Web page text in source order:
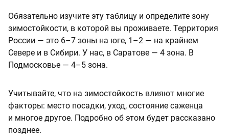
Обязательно изучите эту таблицу и определите зону
зимостойкости, в которой вы проживаете. Территория
России — это 6–7 зоны на юге, 1–2 — на крайнем
Севере и в Сибири. У нас, в Саратове — 4 зона. В
Подмосковье — 4–5 зона.
Учитывайте, что на зимостойкость влияют многие
факторы: место посадки, уход, состояние саженца
и многое другое. Подробно об этом будет рассказано
позднее.